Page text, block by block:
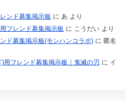
ンド募集掲示板 に あ より
フレンド募集掲示板 に こうだいより
ド募集掲示板(モンハンコラボ)に 匿名
)用フレンド募集掲示板｜鬼滅の刃 に イ